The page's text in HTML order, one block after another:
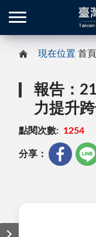
現在位置 首頁
報告：
力提升
點閱次數: 1254
分享：